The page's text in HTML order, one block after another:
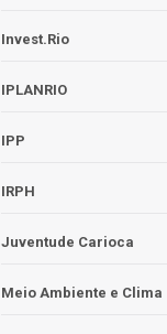
Invest.Rio
IPLANRIO
IPP
IRPH
Juventude Carioca
Meio Ambiente e Clima